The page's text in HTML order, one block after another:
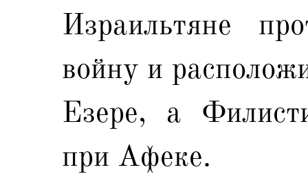
Израильтяне
войну и
Езере, а
при Афеке.